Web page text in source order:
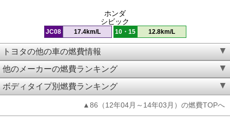
ホンダ
シビック
JC08 17.4km/L 10・15 12.8km/L
トヨタの他の車の燃費情報
他のメーカーの燃費ランキング
ボディタイプ別燃費ランキング
▲86（12年04月～14年03月）の燃費TOPへ